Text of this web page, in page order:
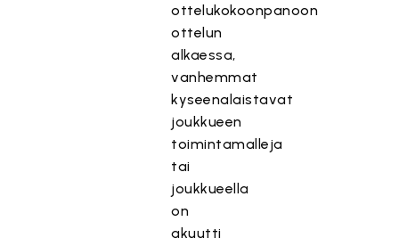
ottelukokoonpanoon
ottelun
alkaessa,
vanhemmat
kyseenalaistavat
joukkueen
toimintamalleja
tai
joukkueella
on
akuutti